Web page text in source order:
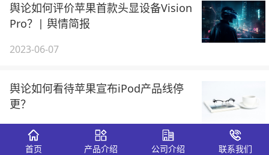
舆论如何评价苹果首款头显设备Vision
Pro？| 舆情简报
2023-06-07
舆论如何看待苹果宣布iPod产品线停
更？
2022-05-11
首页 产品介绍 公司介绍 联系我们